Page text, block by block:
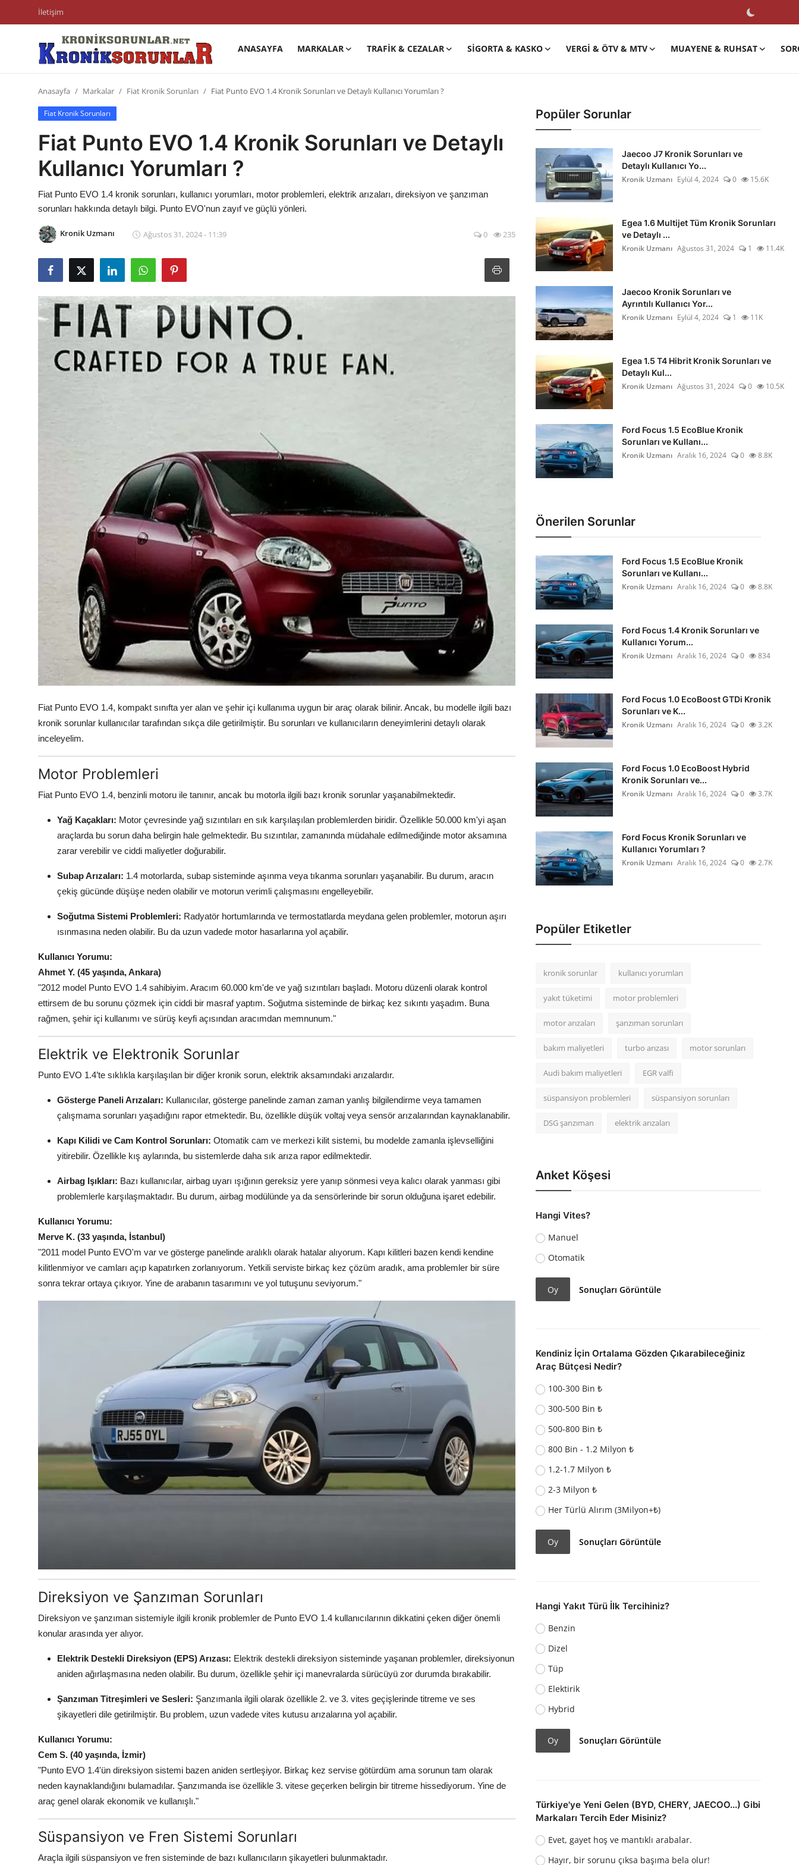
İletişim
ANASAYFA MARKALAR TRAFIK & CEZALAR SIGORTA & KASKO VERGI & ÖTV & MTV MUAYENE & RUHSAT
Trafik & Cezalar
Sigorta & Kasko
Vergi & ÖTV & MTV
Muayene & Ruhsat
Sorgulamalar
İkinci El & Alım-Satım
Bakım & Arıza Çözümleri
Elektrikli & Hibrit
Kiralama & Filo
Aydınlatma & Görüş
Şanzıman & Aktarma
Dizel Sistemler
Multimedya & Elektronik
Anasayfa Markalar Fiat Kronik Sorunları Fiat Punto EVO 1.4 Kronik Sorunları ve Detaylı Kullanıcı Yorumları ?
Fiat Kronik Sorunları
Fiat Punto EVO 1.4 Kronik Sorunları ve Detaylı
Kullanıcı Yorumları ?
Fiat Punto EVO 1.4 kronik sorunları, kullanıcı yorumları, motor problemleri, elektrik arızaları, direksiyon ve şanzıman
sorunları hakkında detaylı bilgi. Punto EVO'nun zayıf ve güçlü yönleri.
Kronik Uzmanı Ağustos 31, 2024 - 11:39 0 235
Fiat Punto EVO 1.4, kompakt sınıfta yer alan ve şehir içi kullanıma uygun bir araç olarak bilinir. Ancak, bu modelle ilgili bazı
kronik sorunlar kullanıcılar tarafından sıkça dile getirilmiştir. Bu sorunları ve kullanıcıların deneyimlerini detaylı olarak
inceleyelim.
Motor Problemleri
Fiat Punto EVO 1.4, benzinli motoru ile tanınır, ancak bu motorla ilgili bazı kronik sorunlar yaşanabilmektedir.
Yağ Kaçakları: Motor çevresinde yağ sızıntıları en sık karşılaşılan problemlerden biridir. Özellikle 50.000 km'yi aşan
araçlarda bu sorun daha belirgin hale gelmektedir. Bu sızıntılar, zamanında müdahale edilmediğinde motor aksamına
zarar verebilir ve ciddi maliyetler doğurabilir.
Subap Arızaları: 1.4 motorlarda, subap sisteminde aşınma veya tıkanma sorunları yaşanabilir. Bu durum, aracın
çekiş gücünde düşüşe neden olabilir ve motorun verimli çalışmasını engelleyebilir.
Soğutma Sistemi Problemleri: Radyatör hortumlarında ve termostatlarda meydana gelen problemler, motorun aşırı
ısınmasına neden olabilir. Bu da uzun vadede motor hasarlarına yol açabilir.
Kullanıcı Yorumu:
Ahmet Y. (45 yaşında, Ankara)
"2012 model Punto EVO 1.4 sahibiyim. Aracım 60.000 km'de ve yağ sızıntıları başladı. Motoru düzenli olarak kontrol
ettirsem de bu sorunu çözmek için ciddi bir masraf yaptım. Soğutma sisteminde de birkaç kez sıkıntı yaşadım. Buna
rağmen, şehir içi kullanımı ve sürüş keyfi açısından aracımdan memnunum."
Elektrik ve Elektronik Sorunlar
Punto EVO 1.4’te sıklıkla karşılaşılan bir diğer kronik sorun, elektrik aksamındaki arızalardır.
Gösterge Paneli Arızaları: Kullanıcılar, gösterge panelinde zaman zaman yanlış bilgilendirme veya tamamen
çalışmama sorunları yaşadığını rapor etmektedir. Bu, özellikle düşük voltaj veya sensör arızalarından kaynaklanabilir.
Kapı Kilidi ve Cam Kontrol Sorunları: Otomatik cam ve merkezi kilit sistemi, bu modelde zamanla işlevselliğini
yitirebilir. Özellikle kış aylarında, bu sistemlerde daha sık arıza rapor edilmektedir.
Airbag Işıkları: Bazı kullanıcılar, airbag uyarı ışığının gereksiz yere yanıp sönmesi veya kalıcı olarak yanması gibi
problemlerle karşılaşmaktadır. Bu durum, airbag modülünde ya da sensörlerinde bir sorun olduğuna işaret edebilir.
Kullanıcı Yorumu:
Merve K. (33 yaşında, İstanbul)
"2011 model Punto EVO'm var ve gösterge panelinde aralıklı olarak hatalar alıyorum. Kapı kilitleri bazen kendi kendine
kilitlenmiyor ve camları açıp kapatırken zorlanıyorum. Yetkili serviste birkaç kez çözüm aradık, ama problemler bir süre
sonra tekrar ortaya çıkıyor. Yine de arabanın tasarımını ve yol tutuşunu seviyorum."
Direksiyon ve Şanzıman Sorunları
Direksiyon ve şanzıman sistemiyle ilgili kronik problemler de Punto EVO 1.4 kullanıcılarının dikkatini çeken diğer önemli
konular arasında yer alıyor.
Elektrik Destekli Direksiyon (EPS) Arızası: Elektrik destekli direksiyon sisteminde yaşanan problemler, direksiyonun
aniden ağırlaşmasına neden olabilir. Bu durum, özellikle şehir içi manevralarda sürücüyü zor durumda bırakabilir.
Şanzıman Titreşimleri ve Sesleri: Şanzımanla ilgili olarak özellikle 2. ve 3. vites geçişlerinde titreme ve ses
şikayetleri dile getirilmiştir. Bu problem, uzun vadede vites kutusu arızalarına yol açabilir.
Kullanıcı Yorumu:
Cem S. (40 yaşında, İzmir)
"Punto EVO 1.4'ün direksiyon sistemi bazen aniden sertleşiyor. Birkaç kez servise götürdüm ama sorunun tam olarak
neden kaynaklandığını bulamadılar. Şanzımanda ise özellikle 3. vitese geçerken belirgin bir titreme hissediyorum. Yine de
araç genel olarak ekonomik ve kullanışlı."
Süspansiyon ve Fren Sistemi Sorunları
Araçla ilgili süspansiyon ve fren sisteminde de bazı kullanıcıların şikayetleri bulunmaktadır.
Popüler Sorunlar
Jaecoo J7 Kronik Sorunları ve
Detaylı Kullanıcı Yo...
Kronik Uzmanı Eylül 4, 2024 0 15.6K
Egea 1.6 Multijet Tüm Kronik Sorunları
ve Detaylı ...
Kronik Uzmanı Ağustos 31, 2024 1 11.4K
Jaecoo Kronik Sorunları ve
Ayrıntılı Kullanıcı Yor...
Kronik Uzmanı Eylül 4, 2024 1 11K
Egea 1.5 T4 Hibrit Kronik Sorunları ve
Detaylı Kul...
Kronik Uzmanı Ağustos 31, 2024 0 10.5K
Ford Focus 1.5 EcoBlue Kronik
Sorunları ve Kullanı...
Kronik Uzmanı Aralık 16, 2024 0 8.8K
Önerilen Sorunlar
Ford Focus 1.5 EcoBlue Kronik
Sorunları ve Kullanı...
Kronik Uzmanı Aralık 16, 2024 0 8.8K
Ford Focus 1.4 Kronik Sorunları ve
Kullanıcı Yorum...
Kronik Uzmanı Aralık 16, 2024 0 834
Ford Focus 1.0 EcoBoost GTDi Kronik
Sorunları ve K...
Kronik Uzmanı Aralık 16, 2024 0 3.2K
Ford Focus 1.0 EcoBoost Hybrid
Kronik Sorunları ve...
Kronik Uzmanı Aralık 16, 2024 0 3.7K
Ford Focus Kronik Sorunları ve
Kullanıcı Yorumları ?
Kronik Uzmanı Aralık 16, 2024 0 2.7K
Popüler Etiketler
kronik sorunlar kullanıcı yorumları
yakıt tüketimi motor problemleri
motor arızaları şanzıman sorunları
bakım maliyetleri turbo arızası motor sorunları
Audi bakım maliyetleri EGR valfi
süspansiyon problemleri süspansiyon sorunları
DSG şanzıman elektrik arızaları
Anket Köşesi
Hangi Vites?
Manuel
Otomatik
Oy Sonuçları Görüntüle
Kendiniz İçin Ortalama Gözden Çıkarabileceğiniz
Araç Bütçesi Nedir?
100-300 Bin ₺
300-500 Bin ₺
500-800 Bin ₺
800 Bin - 1.2 Milyon ₺
1.2-1.7 Milyon ₺
2-3 Milyon ₺
Her Türlü Alırım (3Milyon+₺)
Oy Sonuçları Görüntüle
Hangi Yakıt Türü İlk Tercihiniz?
Benzin
Dizel
Tüp
Elektirik
Hybrid
Oy Sonuçları Görüntüle
Türkiye'ye Yeni Gelen (BYD, CHERY, JAECOO...) Gibi
Markaları Tercih Eder Misiniz?
Evet, gayet hoş ve mantıklı arabalar.
Hayır, bir sorunu çıksa başıma bela olur!